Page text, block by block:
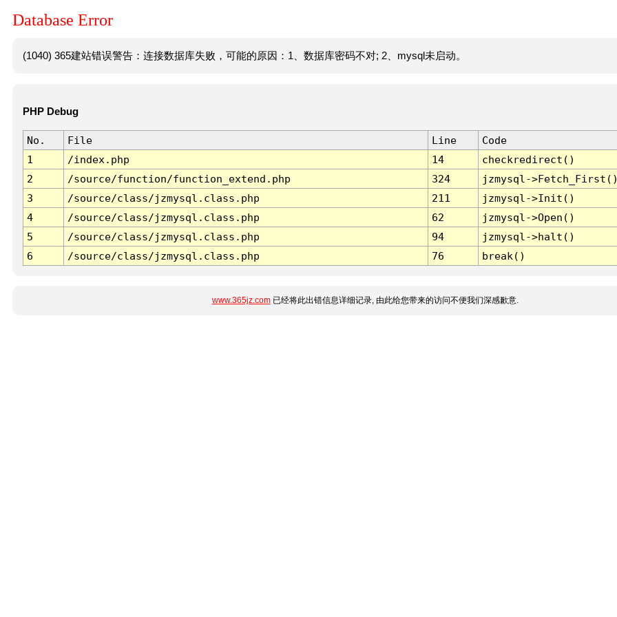
Database Error
(1040) 365建站错误警告：连接数据库失败，可能的原因：1、数据库密码不对; 2、mysql未启动。
PHP Debug
No. File Line
Code
1
/index.php 14
checkredirect()
2
/source/function/function_extend.php 324
jzmysql-
3
/source/class/jzmysql.class.php 211
jzmysql->Init()
4
/source/class/jzmysql.class.php 62
jzmysql->Open()
5
/source/class/jzmysql.class.php 94
jzmysql->halt()
6
/source/class/jzmysql.class.php 76 break()
www.365jz.com已经将此出错信息详细记录, 由此给您带来的访问不便我们深感歉意.